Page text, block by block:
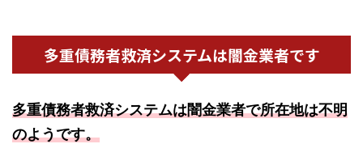
多重債務者救済システムは闇金業者です
多重債務者救済システムは闇金業者で所在地は不明
のようです。